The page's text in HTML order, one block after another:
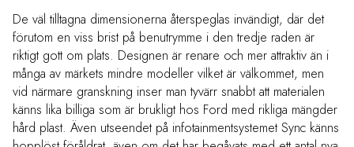
De väl tilltagna dimensionerna återspeglas invändigt, där det
förutom en viss brist på benutrymme i den tredje raden är
riktigt gott om plats. Designen är renare och mer attraktiv än i
många av märkets mindre modeller vilket är välkommet, men
vid närmare granskning inser man tyvärr snabbt att materialen
känns lika billiga som är brukligt hos Ford med rikliga mängder
hård plast. Även utseendet på infotainmentsystemet Sync känns